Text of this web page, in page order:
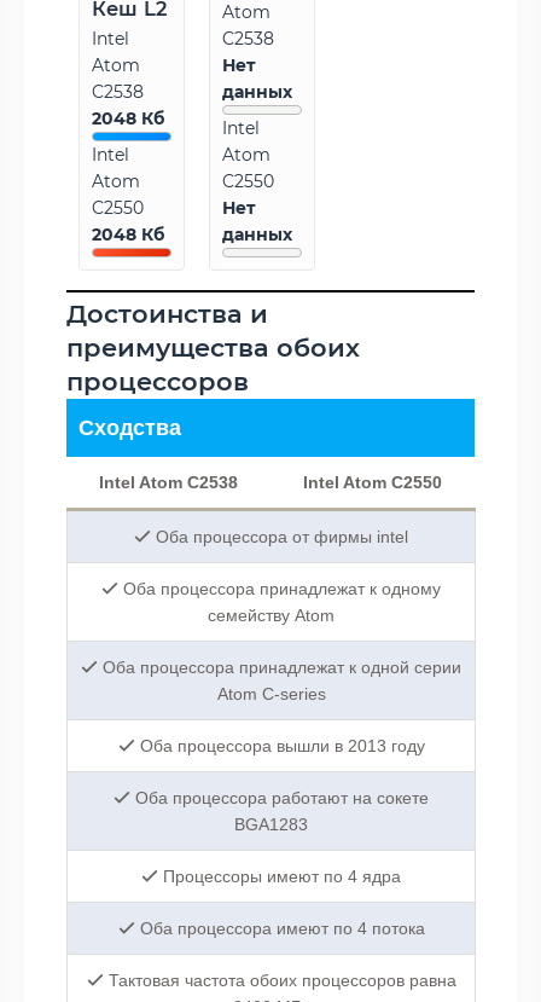
Кеш L2
Intel
Atom
C2538
2048 Кб
Intel
Atom
C2550
2048 Кб
Atom
C2538
Нет
данных
Intel
Atom
C2550
Нет
данных
Достоинства и
преимущества обоих
процессоров
Сходства
Intel Atom C2538 Intel Atom C2550
Оба процессора от фирмы intel
Оба процессора принадлежат к одному
семейству Atom
Оба процессора принадлежат к одной серии
Atom C-series
Оба процессора вышли в 2013 году
Оба процессора работают на сокете
BGA1283
Процессоры имеют по 4 ядра
Оба процессора имеют по 4 потока
Тактовая частота обоих процессоров равна